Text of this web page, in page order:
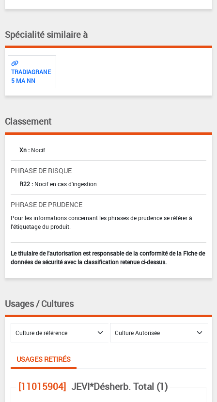
Spécialité similaire à
TRADIAGRANE
5 MA NN
Classement
Xn : Nocif
PHRASE DE RISQUE
R22 : Nocif en cas d'ingestion
PHRASE DE PRUDENCE
Pour les informations concernant les phrases de prudence se référer à
l'étiquetage du produit.
Le titulaire de l'autorisation est responsable de la conformité de la Fiche de
données de sécurité avec la classification retenue ci-dessus.
Usages / Cultures
USAGES RETIRÉS
[11015904] JEVI*Désherb. Total (1)